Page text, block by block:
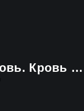
Пламя и кровь. Кровь драконов